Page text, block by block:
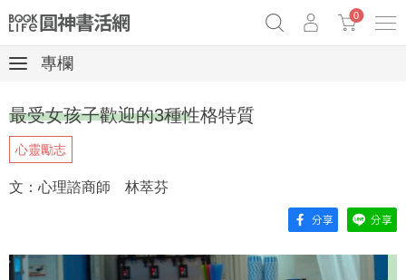
Netflix話題章魚小說！
0
專欄
最受女孩子歡迎的3種性格特質
心靈勵志
文：心理諮商師 林萃芬